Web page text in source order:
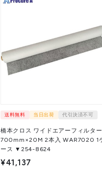
送料無料 当日出荷 代引決済不可
橋本クロス ワイドエアーフィルター
700mm×20M 2本入 WAR7020 1ケ
ース ▼254-8624
¥41,137